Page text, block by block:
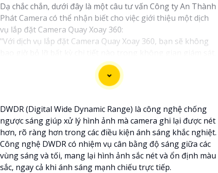
Dạ chắc chắn, dưới đây là một câu tư vấn Công ty An Thành
Phát Camera có thể nhận biết cho việc giới thiệu một dịch
vụ lắp đặt Camera Quay Xoay 360:
"Với dịch vụ lắp đặt Camera Quay Xoay 360, bạn sẽ không
Hệ thống camera hiện đại này cho phép quay xoay 360 độ,
giúp ghi lại mọi góc cạnh và hành động trong ngôi nhà, văn
phòng hay cửa hàng của bạn một cách tự động và hiệu quả.
trường của bạn, hãy liên hệ với chúng tôi ngay hôm nay để
biết thêm thông tin chi tiết và được tư vấn miễn phí."
Hy vọng câu này sẽ giúp bạn trong việc giới thiệu dịch vụ
lắp đặt Camera Quay Xoay 360. Nếu bạn cần thêm sự hỗ trợ
hoặc tư vấn khác, đừng ngần ngại để lại câu hỏi!
DWDR (Digital Wide Dynamic Range) là công nghệ chống
ngược sáng giúp xử lý hình ảnh mà camera ghi lại được nét
hơn, rõ ràng hơn trong các điều kiện ánh sáng khắc nghiệt.
Công nghệ DWDR có nhiệm vụ cân bằng độ sáng giữa các
vùng sáng và tối, mang lại hình ảnh sắc nét và ổn định màu
sắc, ngay cả khi ánh sáng mạnh chiếu trực tiếp.